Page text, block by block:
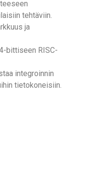
tehtäviin.
ja
bittiseen RISC-
integroinnin
tietokoneisiin.